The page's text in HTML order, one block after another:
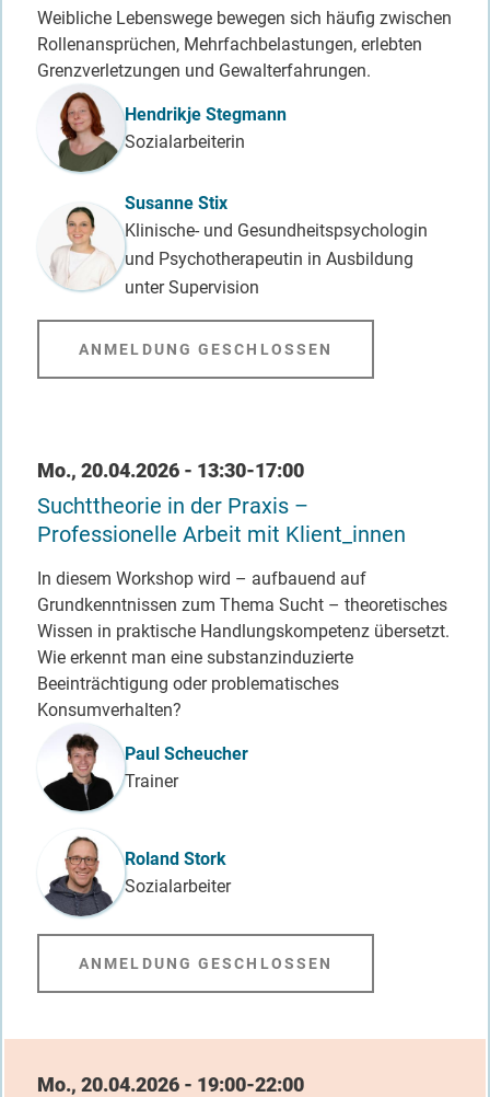
Weibliche Lebenswege bewegen sich häufig zwischen
Rollenansprüchen, Mehrfachbelastungen, erlebten
Grenzverletzungen und Gewalterfahrungen.
Referent_in
Hendrikje Stegmann
Sozialarbeiterin
Susanne Stix
Klinische- und Gesundheitspsychologin
und Psychotherapeutin in Ausbildung
unter Supervision
ANMELDUNG GESCHLOSSEN
Datum / Uhrzeit
Mo., 20.04.2026 - 13:30-17:00
Suchttheorie in der Praxis –
Professionelle Arbeit mit Klient_innen
In diesem Workshop wird – aufbauend auf
Grundkenntnissen zum Thema Sucht – theoretisches
Wissen in praktische Handlungskompetenz übersetzt.
Wie erkennt man eine substanzinduzierte
Beeinträchtigung oder problematisches
Konsumverhalten?
Referent_in
Paul Scheucher
Trainer
Roland Stork
Sozialarbeiter
ANMELDUNG GESCHLOSSEN
Datum / Uhrzeit
Mo., 20.04.2026 - 19:00-22:00